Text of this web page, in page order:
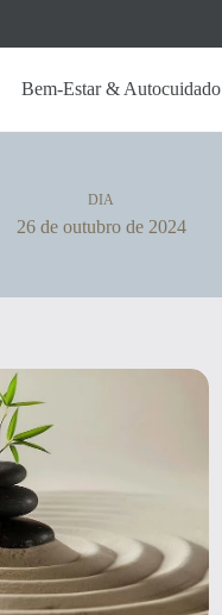
Bem-Estar & Autocuidado
DIA
26 de outubro de 2024